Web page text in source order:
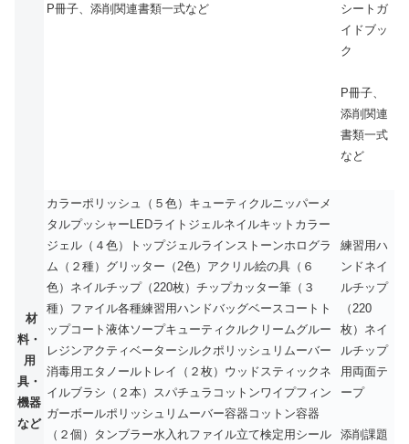
P冊子、添削関連書類一式など
シートガ
イドブッ
ク
P冊子、
添削関連
書類一式
など
材
料・
用
具・
機器
など
カラーポリッシュ（５色）キューティクルニッパーメ
タルプッシャーLEDライトジェルネイルキットカラー
ジェル（４色）トップジェルラインストーンホログラ
ム（２種）グリッター（2色）アクリル絵の具（６
色）ネイルチップ（220枚）チップカッター筆（３
種）ファイル各種練習用ハンドバッグベースコートト
ップコート液体ソープキューティクルクリームグルー
レジンアクティベーターシルクポリッシュリムーバー
消毒用エタノールトレイ（２枚）ウッドスティックネ
イルブラシ（２本）スパチュラコットンワイプフィン
ガーボールポリッシュリムーバー容器コットン容器
（２個）タンブラー水入れファイル立て検定用シール
練習用ハ
ンドネイ
ルチップ
（220
枚）ネイ
ルチップ
用両面テ
ープ
添削課題